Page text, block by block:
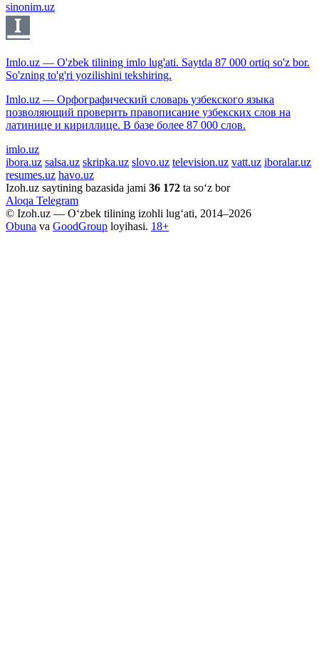
sinonim.uz
Imlo.uz — O'zbek tilining imlo lug'ati. Saytda 87 000 ortiq so'z bor.
So'zning to'g'ri yozilishini tekshiring.
Imlo.uz — Орфографический словарь узбекского языка
позволяющий проверить правописание узбекских слов на
латинице и кириллице. В базе более 87 000 слов.
imlo.uz
ibora.uz salsa.uz skripka.uz slovo.uz television.uz vatt.uz iboralar.uz
resumes.uz havo.uz
Izoh.uz saytining bazasida jami 36 172 ta so‘z bor
Aloqa Telegram
© Izoh.uz — O‘zbek tilining izohli lug‘ati, 2014–2026
Obuna va GoodGroup loyihasi. 18+